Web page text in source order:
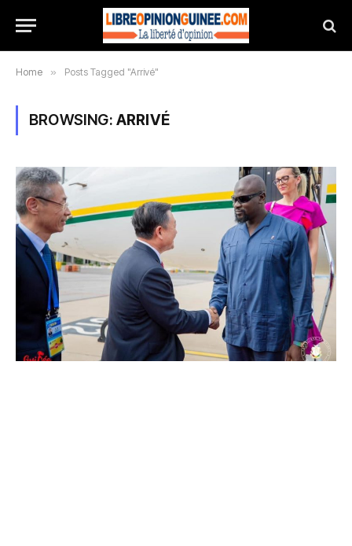
Home » Posts Tagged "Arrivé"
BROWSING: ARRIVÉ